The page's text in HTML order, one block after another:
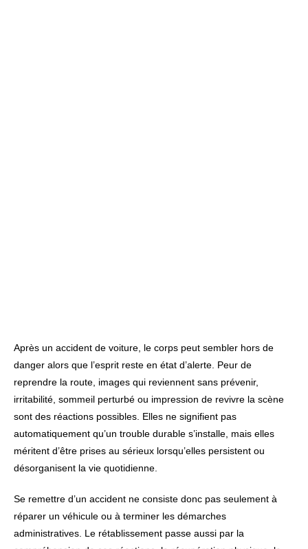
Après un accident de voiture, le corps peut sembler hors de
danger alors que l’esprit reste en état d’alerte. Peur de
reprendre la route, images qui reviennent sans prévenir,
irritabilité, sommeil perturbé ou impression de revivre la scène
sont des réactions possibles. Elles ne signifient pas
automatiquement qu’un trouble durable s’installe, mais elles
méritent d’être prises au sérieux lorsqu’elles persistent ou
désorganisent la vie quotidienne.
Se remettre d’un accident ne consiste donc pas seulement à
réparer un véhicule ou à terminer les démarches
administratives. Le rétablissement passe aussi par la